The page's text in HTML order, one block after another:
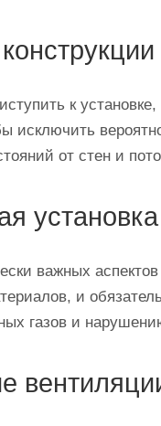
к
исключить
от стен и
важных
и
газов и